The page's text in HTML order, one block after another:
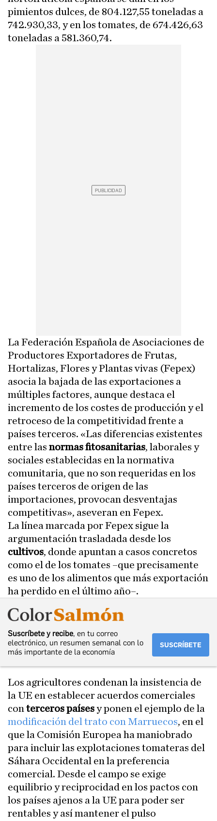
pimientos dulces, de 804.127,55 toneladas a
742.930,33, y en los tomates, de 674.426,63
toneladas a 581.360,74.
La Federación Española de Asociaciones de
Productores Exportadores de Frutas,
Hortalizas, Flores y Plantas vivas (Fepex)
asocia la bajada de las exportaciones a
múltiples factores, aunque destaca el
incremento de los costes de producción y el
retroceso de la competitividad frente a
países terceros. «Las diferencias existentes
entre las normas fitosanitarias, laborales y
sociales establecidas en la normativa
comunitaria, que no son requeridas en los
países terceros de origen de las
importaciones, provocan desventajas
competitivas», aseveran en Fepex.
La línea marcada por Fepex sigue la
argumentación trasladada desde los
cultivos, donde apuntan a casos concretos
como el de los tomates –que precisamente
es uno de los alimentos que más exportación
ha perdido en el último año–.
Suscríbete y recibe, en tu correo
electrónico, un resumen semanal con lo
más importante de la economía
SUSCRÍBETE
Los agricultores condenan la insistencia de
la UE en establecer acuerdos comerciales
conterceros paísesy ponen el ejemplo de la
modificación del trato con Marruecos, en el
que la Comisión Europea ha maniobrado
para incluir las explotaciones tomateras del
Sáhara Occidental en la preferencia
comercial. Desde el campo se exige
equilibrio y reciprocidad en los pactos con
los países ajenos a la UE para poder ser
rentables y así mantener el pulso